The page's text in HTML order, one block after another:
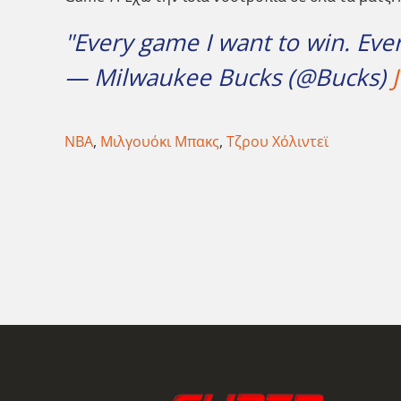
"Every game I want to win.
— Milwaukee Bucks (@Bucks)
ΝΒΑ, Μιλγουόκι Μπακς, Τζρου Χόλιντεϊ